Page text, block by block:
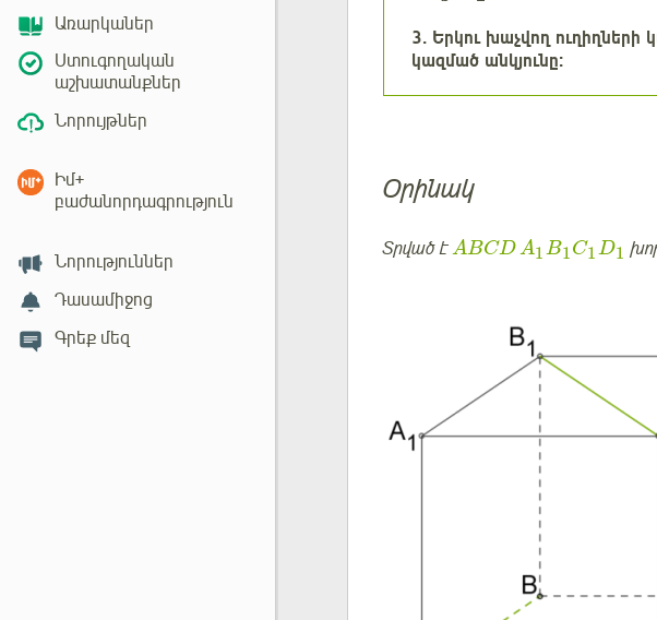
Առարկաներ
Ստուգողական
աշխատանքներ
Նորույթներ
Իմ+
բաժանորդագրություն
Նորություններ
Դասամիջոց
Գրեք մեզ
3. Երկու խաչվող ուղիղների
կազմած անկյունը:
Օրինակ
Տրված է ABCD A1 B1C1 D1